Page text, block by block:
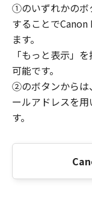
①のいずれかのボ
することで
ます。
「もっと表示」
可能です。
②のボタンからは
ールアドレスを
す。